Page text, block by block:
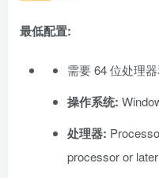
最低配置:
需要 64 位处理
操作系统:
处理器:
processor or later